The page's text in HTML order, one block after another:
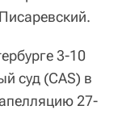
3-10
суд (CAS) в
27-